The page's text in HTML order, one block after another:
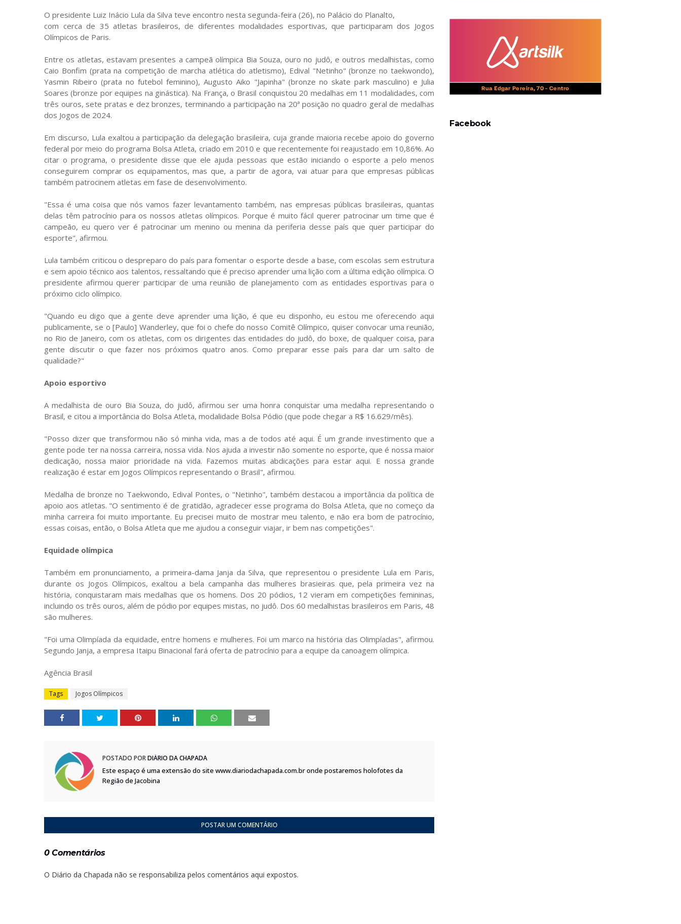
O presidente Luiz Inácio Lula da Silva teve encontro nesta segunda-feira (26), no Palácio do Planalto,
com cerca de 35 atletas brasileiros, de diferentes modalidades esportivas, que participaram dos Jogos
Olímpicos de Paris.
Entre os atletas, estavam presentes a campeã olímpica Bia Souza, ouro no judô, e outros medalhistas, como
Caio Bonfim (prata na competição de marcha atlética do atletismo), Edival "Netinho" (bronze no taekwondo),
Yasmin Ribeiro (prata no futebol feminino), Augusto Aiko "Japinha" (bronze no skate park masculino) e Julia
Soares (bronze por equipes na ginástica). Na França, o Brasil conquistou 20 medalhas em 11 modalidades, com
três ouros, sete pratas e dez bronzes, terminando a participação na 20ª posição no quadro geral de medalhas
dos Jogos de 2024.
Em discurso, Lula exaltou a participação da delegação brasileira, cuja grande maioria recebe apoio do governo
federal por meio do programa Bolsa Atleta, criado em 2010 e que recentemente foi reajustado em 10,86%. Ao
citar o programa, o presidente disse que ele ajuda pessoas que estão iniciando o esporte a pelo menos
conseguirem comprar os equipamentos, mas que, a partir de agora, vai atuar para que empresas públicas
também patrocinem atletas em fase de desenvolvimento.
"Essa é uma coisa que nós vamos fazer levantamento também, nas empresas públicas brasileiras, quantas
delas têm patrocínio para os nossos atletas olímpicos. Porque é muito fácil querer patrocinar um time que é
campeão, eu quero ver é patrocinar um menino ou menina da periferia desse país que quer participar do
esporte", afirmou.
Lula também criticou o despreparo do país para fomentar o esporte desde a base, com escolas sem estrutura
e sem apoio técnico aos talentos, ressaltando que é preciso aprender uma lição com a última edição olímpica. O
presidente afirmou querer participar de uma reunião de planejamento com as entidades esportivas para o
próximo ciclo olímpico.
"Quando eu digo que a gente deve aprender uma lição, é que eu disponho, eu estou me oferecendo aqui
publicamente, se o [Paulo] Wanderley, que foi o chefe do nosso Comitê Olímpico, quiser convocar uma reunião,
no Rio de Janeiro, com os atletas, com os dirigentes das entidades do judô, do boxe, de qualquer coisa, para
gente discutir o que fazer nos próximos quatro anos. Como preparar esse país para dar um salto de
qualidade?"
Apoio esportivo
A medalhista de ouro Bia Souza, do judô, afirmou ser uma honra conquistar uma medalha representando o
Brasil, e citou a importância do Bolsa Atleta, modalidade Bolsa Pódio (que pode chegar a R$ 16.629/mês).
"Posso dizer que transformou não só minha vida, mas a de todos até aqui. É um grande investimento que a
gente pode ter na nossa carreira, nossa vida. Nos ajuda a investir não somente no esporte, que é nossa maior
dedicação, nossa maior prioridade na vida. Fazemos muitas abdicações para estar aqui. E nossa grande
realização é estar em Jogos Olímpicos representando o Brasil", afirmou.
Medalha de bronze no Taekwondo, Edival Pontes, o "Netinho", também destacou a importância da política de
apoio aos atletas. "O sentimento é de gratidão, agradecer esse programa do Bolsa Atleta, que no começo da
minha carreira foi muito importante. Eu precisei muito de mostrar meu talento, e não era bom de patrocínio,
essas coisas, então, o Bolsa Atleta que me ajudou a conseguir viajar, ir bem nas competições".
Equidade olímpica
Também em pronunciamento, a primeira-dama Janja da Silva, que representou o presidente Lula em Paris,
durante os Jogos Olímpicos, exaltou a bela campanha das mulheres brasieiras que, pela primeira vez na
história, conquistaram mais medalhas que os homens. Dos 20 pódios, 12 vieram em competições femininas,
incluindo os três ouros, além de pódio por equipes mistas, no judô. Dos 60 medalhistas brasileiros em Paris, 48
são mulheres.
"Foi uma Olimpíada da equidade, entre homens e mulheres. Foi um marco na história das Olimpíadas", afirmou.
Segundo Janja, a empresa Itaipu Binacional fará oferta de patrocínio para a equipe da canoagem olímpica.
Agência Brasil
Tags Jogos Olímpicos
POSTADO PORDIÁRIO DA CHAPADA
Este espaço é uma extensão do site www.diariodachapada.com.br onde postaremos holofotes da
Região de Jacobina
POSTAR UM COMENTÁRIO
0 Comentários
O Diário da Chapada não se responsabiliza pelos comentários aqui expostos.
Facebook